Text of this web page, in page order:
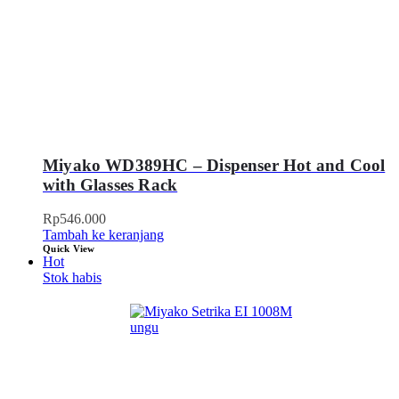
Miyako WD389HC – Dispenser Hot and Cool
with Glasses Rack
Rp546.000
Tambah ke keranjang
Quick View
Hot
Stok habis